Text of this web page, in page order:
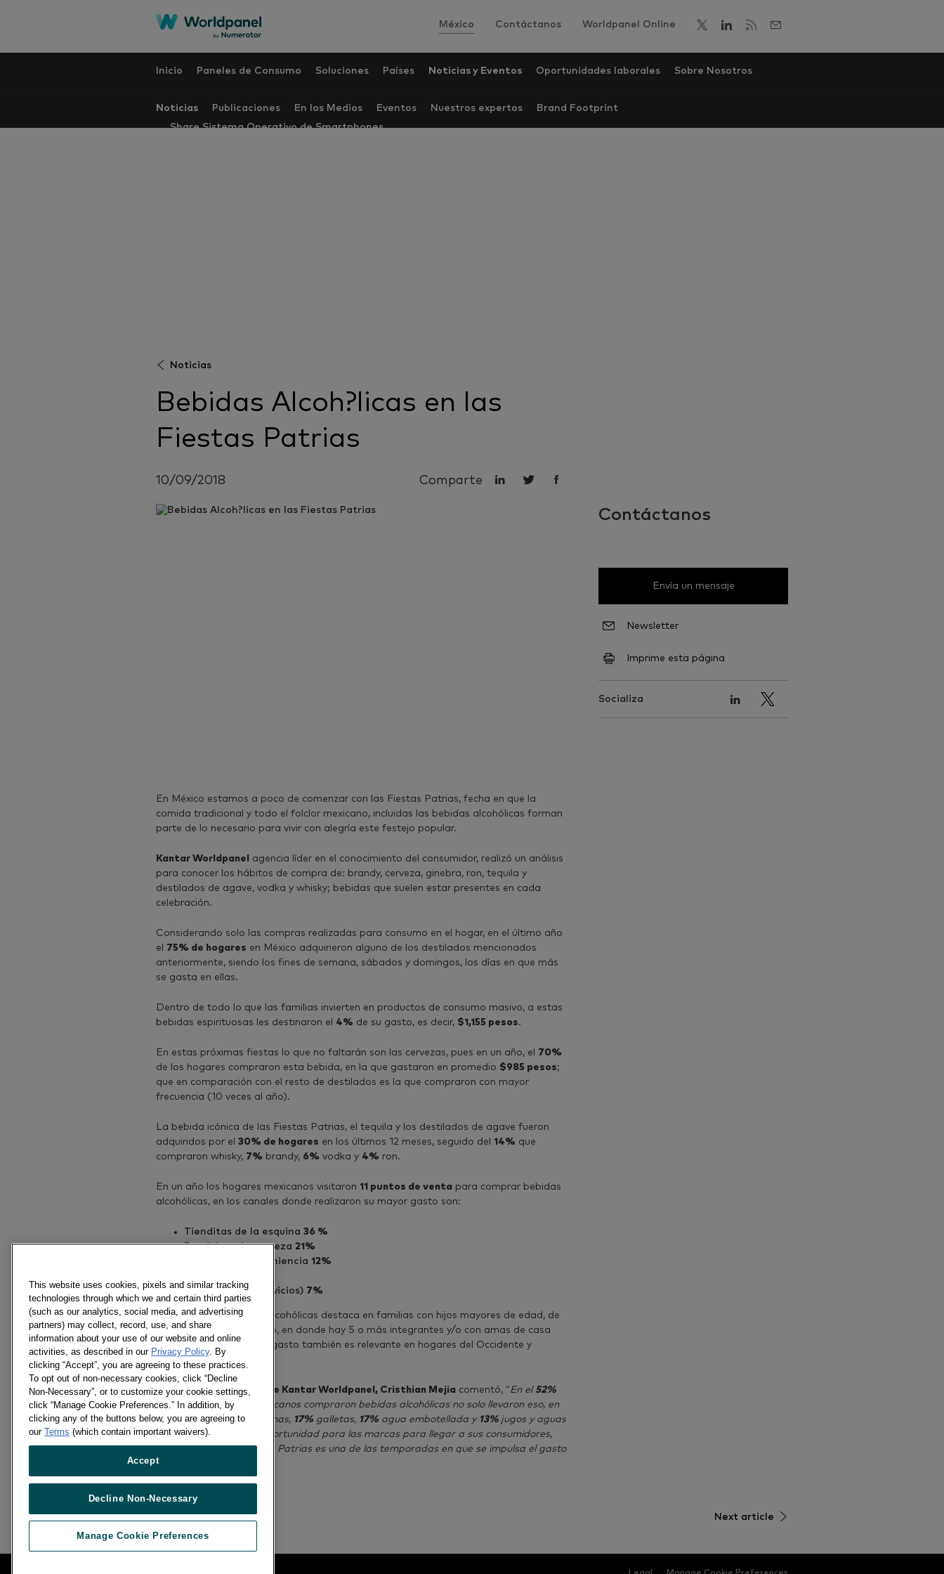
México Contáctanos Worldpanel Online
Inicio Paneles de Consumo Soluciones Países Noticias y Eventos Oportunidades laborales Sobre Nosotros
Noticias Publicaciones En los Medios Eventos Nuestros expertos
Brand Footprint
Share Sistema Operativo de Smartphones
Noticias
Bebidas Alcoh?licas en las
Fiestas Patrias
10/09/2018 Comparte
En México estamos a poco de comenzar con las Fiestas Patrias, fecha en que la
comida tradicional y todo el folclor mexicano, incluidas las bebidas alcohólicas forman
parte de lo necesario para vivir con alegría este festejo popular.
Kantar Worldpanel
agencia líder en el conocimiento del consumidor, realizó un análisis
para conocer los hábitos de compra de: brandy, cerveza, ginebra, ron, tequila y
destilados de agave, vodka y whisky; bebidas que suelen estar presentes en cada
celebración.
Considerando solo las compras realizadas para consumo en el hogar, en el último año
el 75% de hogares en México adquirieron alguno de los destilados mencionados
anteriormente, siendo los fines de semana, sábados y domingos, los días en que más
se gasta en ellas.
Dentro de todo lo que las familias invierten en productos de consumo masivo, a estas
bebidas espirituosas les destinaron el 4% de su gasto, es decir, $1,155 pesos.
En estas próximas fiestas lo que no faltarán son las cervezas, pues en un año, el 70%
de los hogares compraron esta bebida, en la que gastaron en promedio $985 pesos;
que en comparación con el resto de destilados es la que compraron con mayor
frecuencia (10 veces al año).
La bebida icónica de las Fiestas Patrias, el tequila y los destilados de agave fueron
adquiridos por el 30% de hogares en los últimos 12 meses, seguido del 14% que
compraron whisky, 7% brandy, 6% vodka y 4% ron.
En un año los hogares mexicanos visitaron 11 puntos de venta para comprar bebidas
alcohólicas, en los canales donde realizaron su mayor gasto son:
Tienditas de la esquina 36 %
Depósitos de cerveza 21%
Tiendas de conveniencia 12%
Bodegas (autoservicios) 7%
La compra de bebidas alcohólicas destaca en familias con hijos mayores de edad, de
nivel socioeconómico alto, en donde hay 5 o más integrantes y/o con amas de casa
mayores de 50 años. El gasto también es relevante en hogares del Occidente y
Sureste del país.
El Gerente de Cuenta de Kantar Worldpanel, Cristhian Mejia comentó, “En el 52%
de las veces que los mexicanos compraron bebidas alcohólicas no solo llevaron eso, en
el 18%sumaron las botanas, 17% galletas, 17% agua embotellada y 13% jugos y aguas
de sabor; esta es una oportunidad para las marcas para llegar a sus consumidores,
aunado a que las Fiestas Patrias es una de las temporadas en que se impulsa el gasto
en este canasto.
Contáctanos
Envía un mensaje
Newsletter
Imprime esta página
Socializa
Previous article Next article
This website uses cookies, pixels and similar tracking
technologies through which we and certain third parties
(such as our analytics, social media, and advertising
partners) may collect, record, use, and share
information about your use of our website and online
activities, as described in our Privacy Policy. By
clicking “Accept”, you are agreeing to these practices.
To opt out of non-necessary cookies, click “Decline
Non-Necessary”, or to customize your cookie settings,
click “Manage Cookie Preferences.” In addition, by
clicking any of the buttons below, you are agreeing to
our Terms (which contain important waivers).
Accept
Decline Non-Necessary
Manage Cookie Preferences